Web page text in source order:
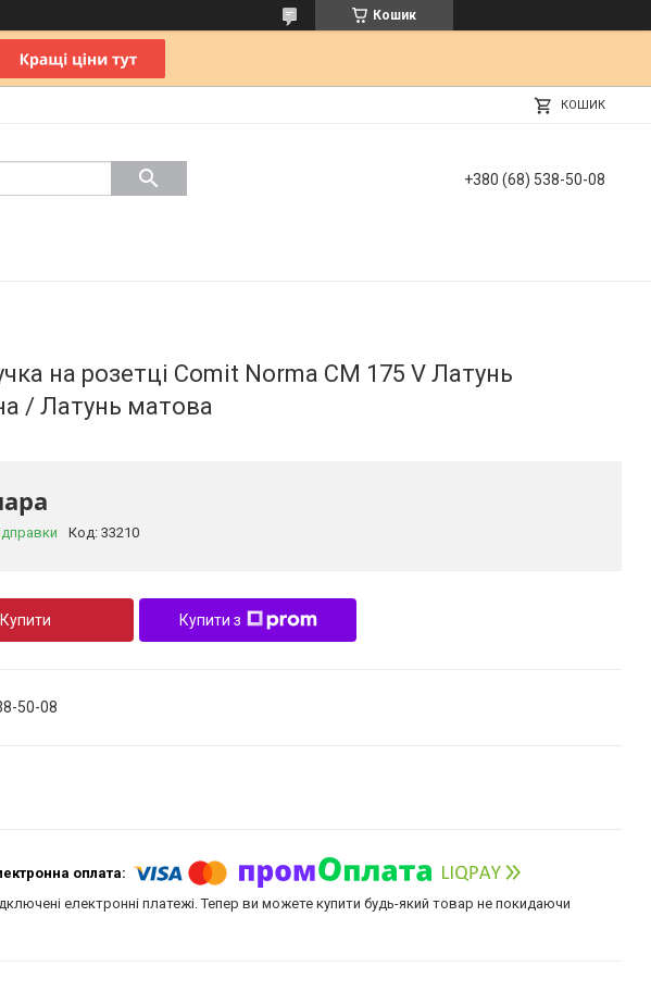
Кошик
КОШИК
+380 (68) 538-50-08
на розетці Comit Norma CM 175 V Латунь
/ Латунь матова
Код: 33210
Купити Купити з
50-08
електронні платежі. Тепер ви можете купити будь-який товар не покидаючи